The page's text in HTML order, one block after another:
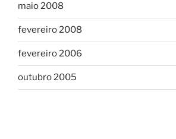
maio 2008
fevereiro 2008
fevereiro 2006
outubro 2005